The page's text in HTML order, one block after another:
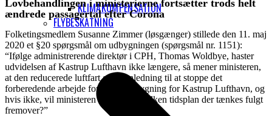
KLIMAKOMPENSATION
FLYBESKATNING
Lovbehandlingen i ministerierne fortsætter trods helt
ændrede passagertal efter Corona
Folketingsmedlem Susanne Zimmer (løsgænger) stillede den 11. maj
2020 et §20 spørgsmål om udbygningen (spørgsmål nr. 1151):
“Ifølge administrerende direktør i CPH, Thomas Woldbye, haster
udvidelsen af Kastrup Lufthavn ikke længere, så mener ministeren,
at den reducerede luftfart giver anledning til at stoppe det
forberedende arbejde for en ny udbygning for Kastrup Lufthavn, og
hvis ikke, vil ministeren så oplyse, hvilken tidsplan der tænkes fulgt
fremover?”